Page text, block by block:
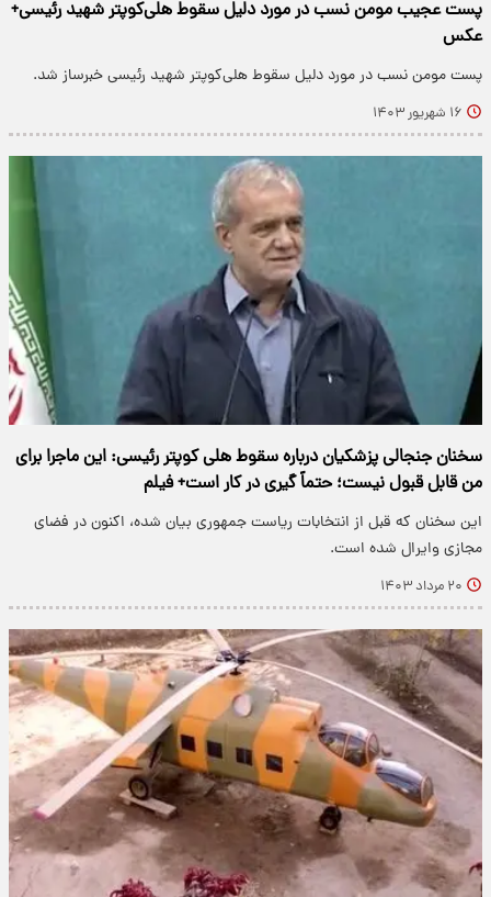
پست عجیب مومن نسب در مورد دلیل سقوط هلی‌کوپتر شهید رئیسی+
عکس
پست مومن نسب در مورد دلیل سقوط هلی‌کوپتر شهید رئیسی خبرساز شد.
۱۶ شهریور ۱۴۰۳
سخنان جنجالی پزشکیان درباره سقوط هلی کوپتر رئیسی: این ماجرا برای
من قابل قبول نیست؛ حتماً گیری در کار است+ فیلم
این سخنان که قبل از انتخابات ریاست جمهوری بیان شده، اکنون در فضای
مجازی وایرال شده است.
۲۰ مرداد ۱۴۰۳